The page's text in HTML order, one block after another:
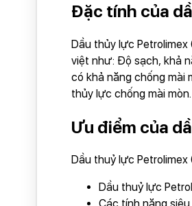
Đặc tính của
Dầu thủy lực
việt như: Độ sạch, khả
có khả năng chống mài
thủy lực chống mài mòn.
Ưu điểm của
Dầu thuỷ lực
Dầu thuỷ lực